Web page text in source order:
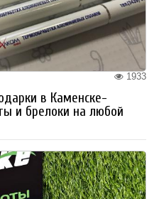
1933
в Каменске-
и брелоки на любой